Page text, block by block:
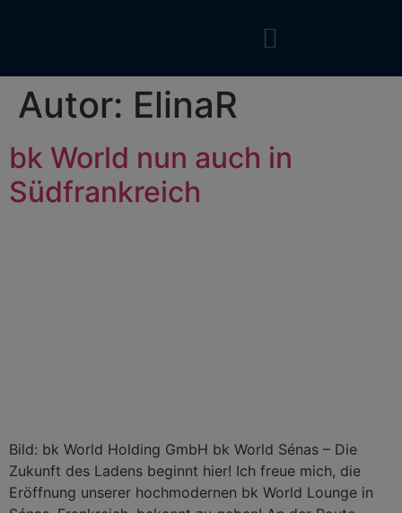
Autor: ElinaR
bk World nun auch in
Südfrankreich
Bild: bk World Holding GmbH bk World Sénas – Die
Zukunft des Ladens beginnt hier! Ich freue mich, die
Eröffnung unserer hochmodernen bk World Lounge in